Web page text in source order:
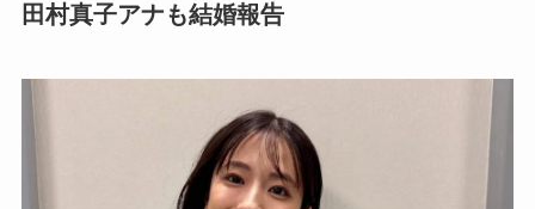
田村真子アナも結婚報告